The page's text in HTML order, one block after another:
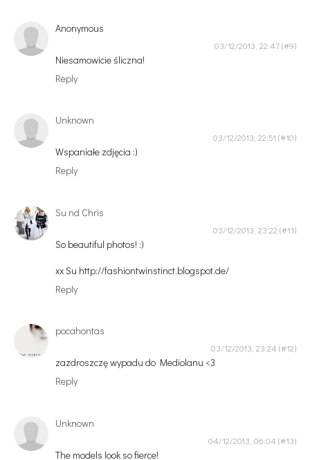
Anonymous
03/12/2013, 22:47
Niesamowicie śliczna!
Reply
Unknown
03/12/2013, 22:51
Wspaniałe zdjęcia :)
Reply
Su nd Chris
03/12/2013, 23:22
So beautiful photos! :)
xx Su http://fashiontwinstinct.blogspot.de/
Reply
pocahontas
03/12/2013, 23:24
zazdroszczę wypadu do Mediolanu <3
Reply
Unknown
04/12/2013, 06:04
The models look so fierce!